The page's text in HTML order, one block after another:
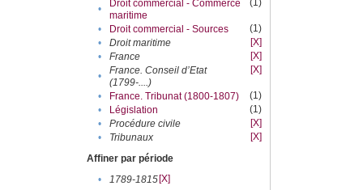
•
Droit commercial - Commerce
maritime
(1)
• Droit commercial - Sources
(1)
•
Droit maritime
[X]
•
France
[X]
•
France. Conseil d’Etat
(1799-....)
[X]
• France. Tribunat (1800-1807)
(1)
•
Législation
(1)
•
Procédure civile
[X]
•
Tribunaux
[X]
Affiner par période
•
1789-1815[X]